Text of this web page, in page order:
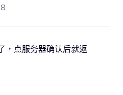
，点服务器确认后就返